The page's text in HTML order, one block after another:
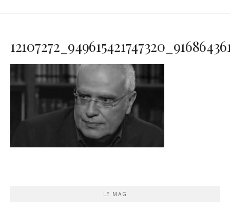
LE MAG